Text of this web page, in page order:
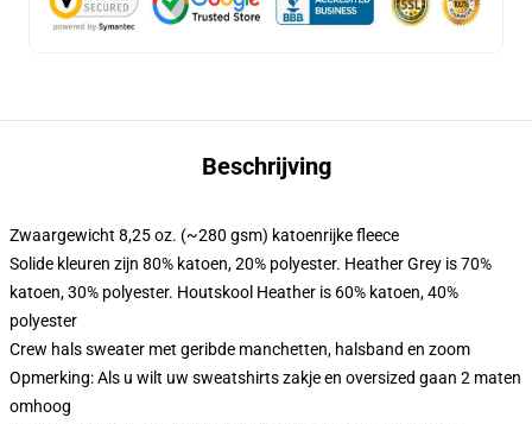
Beschrijving
Zwaargewicht 8,25 oz. (~280 gsm) katoenrijke fleece
Solide kleuren zijn 80% katoen, 20% polyester. Heather Grey is 70%
katoen, 30% polyester. Houtskool Heather is 60% katoen, 40%
polyester
Crew hals sweater met geribde manchetten, halsband en zoom
Opmerking: Als u wilt uw sweatshirts zakje en oversized gaan 2 maten
omhoog